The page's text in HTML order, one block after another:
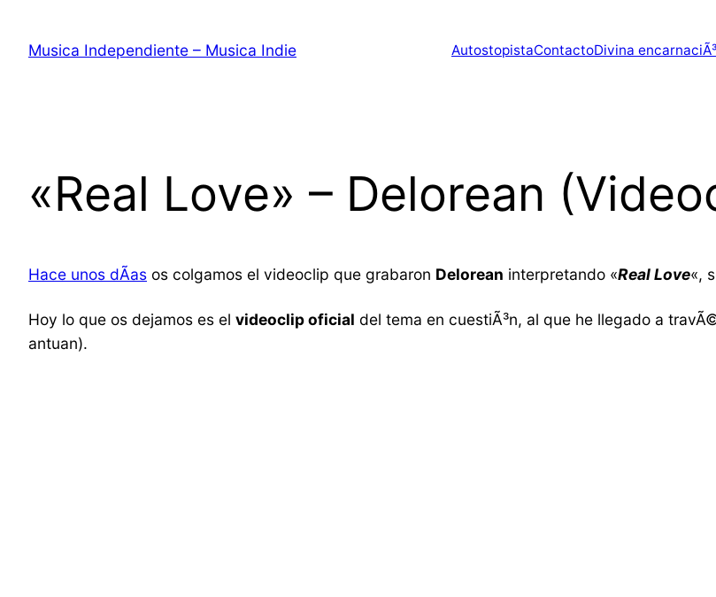
contenido
Musica Independiente – Musica Indie AutostopistaContactoDivina
«Real Love» – Delorean
Hace unos dÃ­as os colgamos el videoclip que grabaron Delorean interpretando «Real Love«,
Hoy lo que os dejamos es el videoclip oficial del tema en cuestiÃ³n, al que he llegado a
antuan).